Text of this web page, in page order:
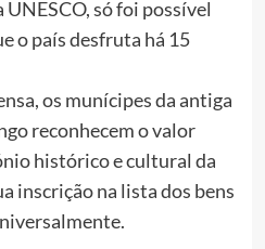
só foi possível
o país desfruta há 15
os munícipes da antiga
reconhecem o valor
histórico e cultural da
inscrição na lista dos bens